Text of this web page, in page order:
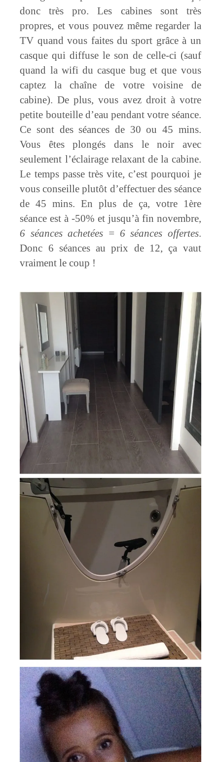
donc très pro. Les cabines sont très
propres, et vous pouvez même regarder la
TV quand vous faites du sport grâce à un
casque qui diffuse le son de celle-ci (sauf
quand la wifi du casque bug et que vous
captez la chaîne de votre voisine de
cabine). De plus, vous avez droit à votre
petite bouteille d’eau pendant votre séance.
Ce sont des séances de 30 ou 45 mins.
Vous êtes plongés dans le noir avec
seulement l’éclairage relaxant de la cabine.
Le temps passe très vite, c’est pourquoi je
vous conseille plutôt d’effectuer des séance
de 45 mins. En plus de ça, votre 1ère
séance est à -50% et jusqu’à fin novembre,
6 séances achetées = 6 séances offertes.
Donc 6 séances au prix de 12, ça vaut
vraiment le coup !